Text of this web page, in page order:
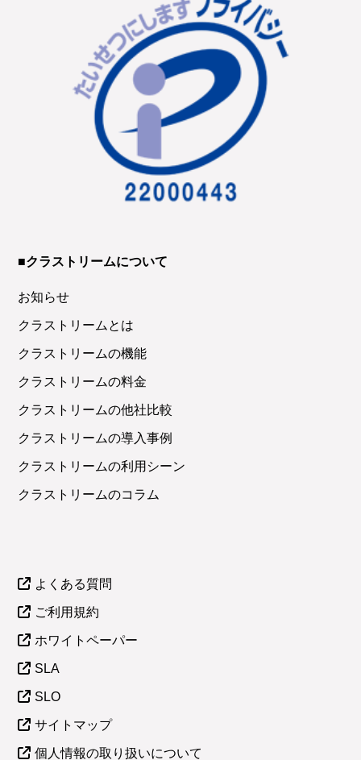
■クラストリームについて
お知らせ
クラストリームとは
クラストリームの機能
クラストリームの料金
クラストリームの他社比較
クラストリームの導入事例
クラストリームの利用シーン
クラストリームのコラム
よくある質問
ご利用規約
ホワイトペーパー
SLA
SLO
サイトマップ
個人情報の取り扱いについて